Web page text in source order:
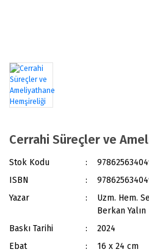
Cerrahi Süreçler ve
Stok Kodu
ISBN
Yazar
Uzm. Hem.
Berkan Yalın
Baskı Tarihi
2024
Ebat
16 x 24 cm